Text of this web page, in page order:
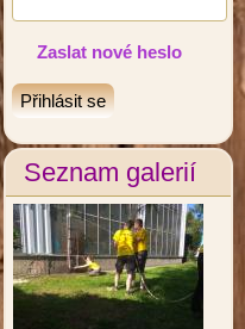
Zaslat nové heslo
Seznam galerií